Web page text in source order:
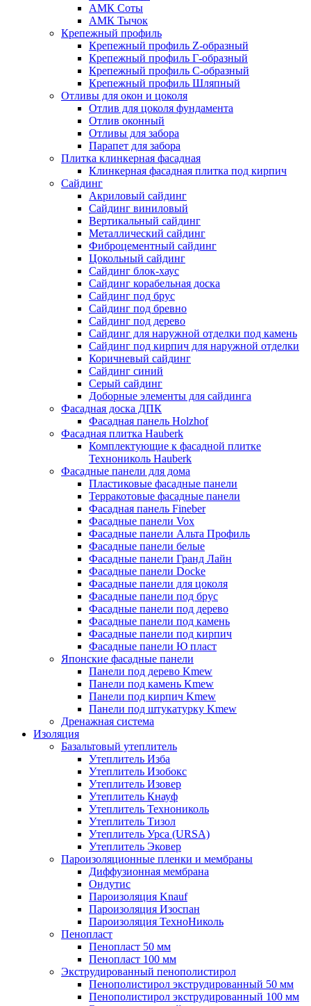
АМК Соты
АМК Тычок
Крепежный профиль
Крепежный профиль Z-образный
Крепежный профиль Г-образный
Крепежный профиль С-образный
Крепежный профиль Шляпный
Отливы для окон и цоколя
Отлив для цоколя фундамента
Отлив оконный
Отливы для забора
Парапет для забора
Плитка клинкерная фасадная
Клинкерная фасадная плитка под кирпич
Сайдинг
Акриловый сайдинг
Сайдинг виниловый
Вертикальный сайдинг
Металлический сайдинг
Фиброцементный сайдинг
Цокольный сайдинг
Сайдинг блок-хаус
Сайдинг корабельная доска
Сайдинг под брус
Сайдинг под бревно
Сайдинг под дерево
Сайдинг для наружной отделки под камень
Сайдинг под кирпич для наружной отделки
Коричневый сайдинг
Сайдинг синий
Серый сайдинг
Доборные элементы для сайдинга
Фасадная доска ДПК
Фасадная панель Holzhof
Фасадная плитка Hauberk
Комплектующие к фасадной плитке
Технониколь Hauberk
Фасадные панели для дома
Пластиковые фасадные панели
Терракотовые фасадные панели
Фасадная панель Fineber
Фасадные панели Vox
Фасадные панели Альта Профиль
Фасадные панели белые
Фасадные панели Гранд Лайн
Фасадные панели Docke
Фасадные панели для цоколя
Фасадные панели под брус
Фасадные панели под дерево
Фасадные панели под камень
Фасадные панели под кирпич
Фасадные панели Ю пласт
Японские фасадные панели
Панели под дерево Kmew
Панели под камень Kmew
Панели под кирпич Kmew
Панели под штукатурку Kmew
Дренажная система
Изоляция
Базальтовый утеплитель
Утеплитель Изба
Утеплитель Изобокс
Утеплитель Изовер
Утеплитель Кнауф
Утеплитель Технониколь
Утеплитель Тизол
Утеплитель Урса (URSA)
Утеплитель Эковер
Пароизоляционные пленки и мембраны
Диффузионная мембрана
Ондутис
Пароизоляция Knauf
Пароизоляция Изоспан
Пароизоляция ТехноНиколь
Пенопласт
Пенопласт 50 мм
Пенопласт 100 мм
Экструдированный пенополистирол
Пенополистирол экструдированный 50 мм
Пенополистирол экструдированный 100 мм